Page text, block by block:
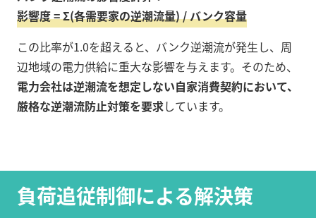
影響度 = Σ(各需要家の逆潮流量) / バンク容量
この比率が1.0を超えると、バンク逆潮流が発生し、周
辺地域の電力供給に重大な影響を与えます。そのため、
電力会社は逆潮流を想定しない自家消費契約において、
厳格な逆潮流防止対策を要求しています。
負荷追従制御による解決策